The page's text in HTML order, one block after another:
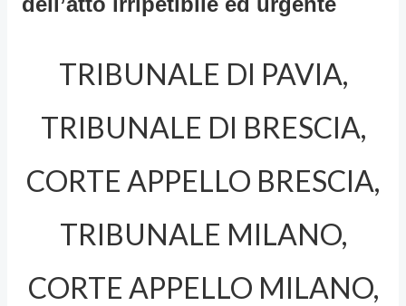
TRIBUNALE DI PAVIA,
TRIBUNALE DI BRESCIA,
CORTE APPELLO BRESCIA,
TRIBUNALE MILANO,
CORTE APPELLO MILANO,